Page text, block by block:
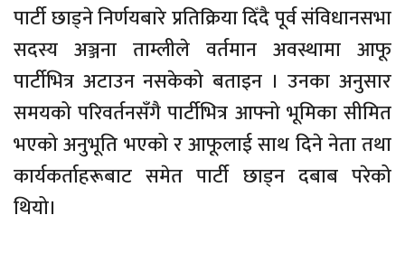
पार्टी छाड्ने निर्णयबारे प्रतिक्रिया दिँदै पूर्व संविधानसभा
सदस्य अञ्जना ताम्लीले वर्तमान अवस्थामा आफू
पार्टीभित्र अटाउन नसकेको बताइन । उनका अनुसार
समयको परिवर्तनसँगै पार्टीभित्र आफ्नो भूमिका सीमित
भएको अनुभूति भएको र आफूलाई साथ दिने नेता तथा
कार्यकर्ताहरूबाट समेत पार्टी छाड्न दबाब परेको
थियो।